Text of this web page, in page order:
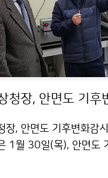
장, 안면도 기후변화감
1월 30일(목), 안면도